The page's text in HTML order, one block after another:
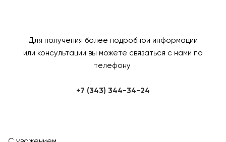
Для получения более подробной информации
или консультации вы можете связаться с нами по
телефону
+7 (343) 344-34-24